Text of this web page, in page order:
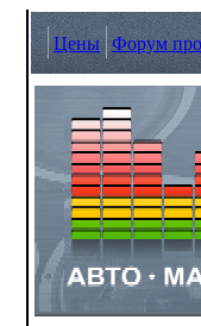
Цены Форум про